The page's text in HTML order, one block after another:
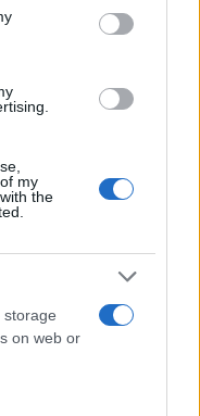
my
the
storage
on web or
η πλατφόρμα για